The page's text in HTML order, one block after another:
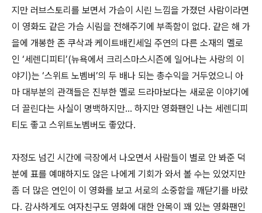
지만 러브스토리를 보면서 가슴이 시린 느낌을 가졌던 사람이라면
이 영화도 같은 가슴 시림을 전해주기에 부족함이 없다. 같은 해 가
을에 개봉한 존 쿠삭과 케이트배킨세일 주연의 다른 소재의 멜로
인 ‘세렌디피티’(뉴욕에서 크리스마스시즌에 일어나는 사랑의 이
야기 )는 ‘스위트 노벰버’의 두 배나 되는 총수익을 거두었으니 아
마 대부분의 관객들은 진부한 멜로 드라마보다는 새로운 이야기에
더 끌린다는 사실이 명백하지만... 하지만 영화팬인 나는 세렌디피
티도 좋고 스위트노벰버도 좋았다.
자정도 넘긴 시간에 극장에서 나오면서 사람들이 별로 안 봐준 덕
분에 표를 예매하지도 않은 나에게 기회가 와서 볼 수는 있었지만
좀 더 많은 연인이 이 영화를 보고 서로의 소중함을 깨닫기를 바랐
다. 감사하게도 여자친구도 영화에 대한 안목이 꽤 있는 영화팬인